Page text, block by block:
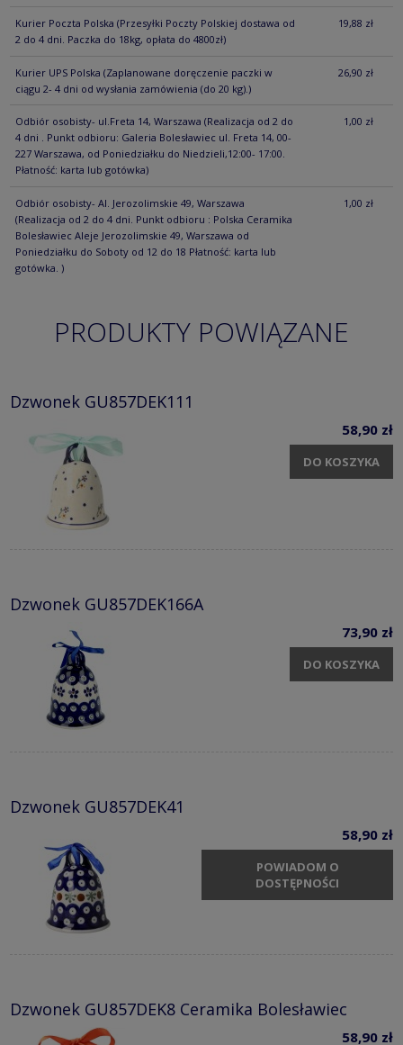
Kurier Poczta Polska (Przesyłki Poczty Polskiej dostawa od
2 do 4 dni. Paczka do 18kg, opłata do 4800zł)
19,88 zł
Kurier UPS Polska (Zaplanowane doręczenie paczki w
ciągu 2- 4 dni od wysłania zamówienia (do 20 kg).)
26,90 zł
Odbiór osobisty- ul.Freta 14, Warszawa (Realizacja od 2 do
4 dni . Punkt odbioru: Galeria Bolesławiec ul. Freta 14, 00-
227 Warszawa, od Poniedziałku do Niedzieli,12:00- 17:00.
Płatność: karta lub gotówka)
1,00 zł
Odbiór osobisty- Al. Jerozolimskie 49, Warszawa
(Realizacja od 2 do 4 dni. Punkt odbioru : Polska Ceramika
Bolesławiec Aleje Jerozolimskie 49, Warszawa od
Poniedziałku do Soboty od 12 do 18 Płatność: karta lub
gotówka. )
1,00 zł
PRODUKTY POWIĄZANE
Dzwonek GU857DEK111
58,90 zł
DO KOSZYKA
Dzwonek GU857DEK166A
73,90 zł
DO KOSZYKA
Dzwonek GU857DEK41
58,90 zł
POWIADOM O
DOSTĘPNOŚCI
Dzwonek GU857DEK8 Ceramika Bolesławiec
58,90 zł